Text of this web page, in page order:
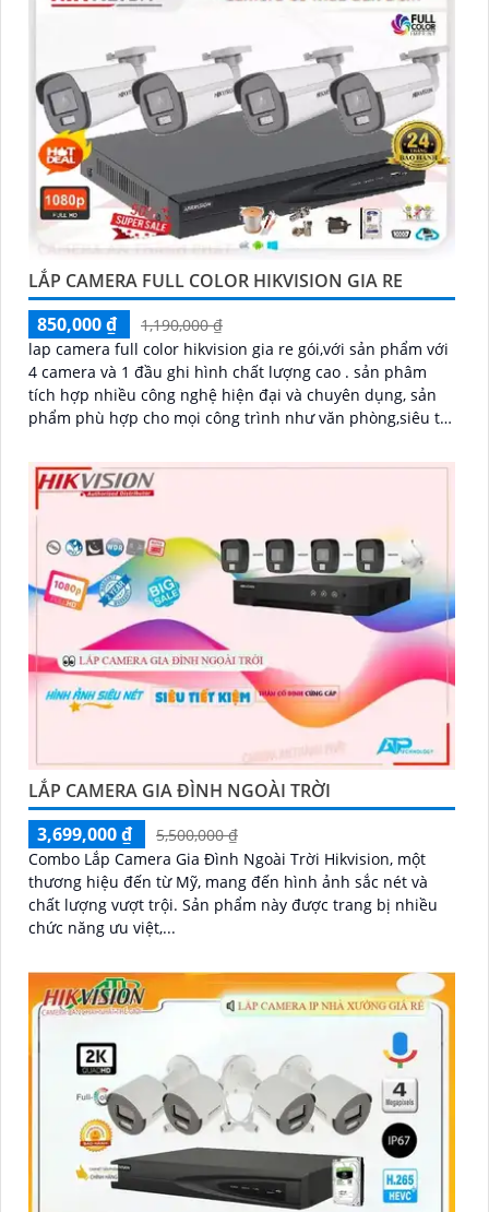
LẮP CAMERA FULL COLOR HIKVISION GIA RE
850,000 ₫
1,190,000 ₫
lap camera full color hikvision gia re gói,với sản phẩm với
4 camera và 1 đầu ghi hình chất lượng cao . sản phâm
tích hợp nhiều công nghệ hiện đại và chuyên dụng, sản
phẩm phù hợp cho mọi công trình như văn phòng,siêu thị
LẮP CAMERA GIA ĐÌNH NGOÀI TRỜI
3,699,000 ₫
5,500,000 ₫
Combo Lắp Camera Gia Đình Ngoài Trời Hikvision, một
thương hiệu đến từ Mỹ, mang đến hình ảnh sắc nét và
chất lượng vượt trội. Sản phẩm này được trang bị nhiều
chức năng ưu việt,...